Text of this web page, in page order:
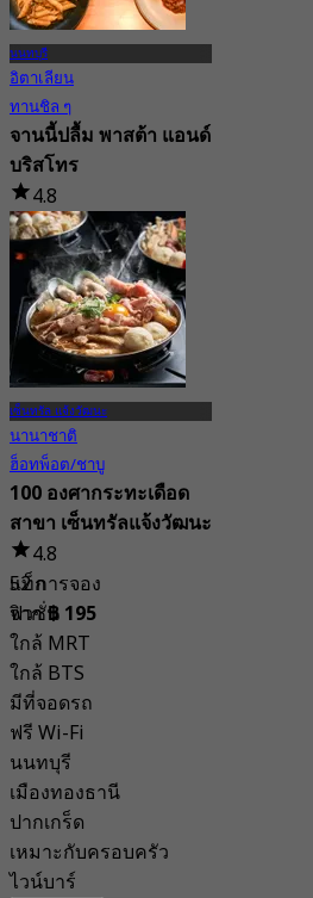
นนทบุรี
อิตาเลียน
ทานชิล ๆ
จานนี้ปลื้ม พาสต้า แอนด์
บริสโทร
4.8
103 การจอง
จาก฿ 330
เซ็นทรัล แจ้งวัฒนะ
นานาชาติ
ฮ็อทพ็อต/ชาบู
100 องศากระทะเดือด
สาขา เซ็นทรัลแจ้งวัฒนะ
4.8
52 การจอง
จาก฿ 195
แท็ก
ฟิวชั่น
ใกล้ MRT
ใกล้ BTS
มีที่จอดรถ
ฟรี Wi-Fi
นนทบุรี
เมืองทองธานี
ปากเกร็ด
เหมาะกับครอบครัว
ไวน์บาร์